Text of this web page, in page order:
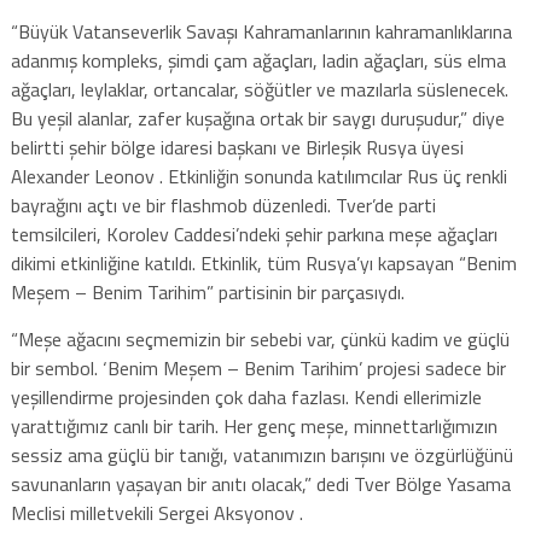
“Büyük Vatanseverlik Savaşı Kahramanlarının kahramanlıklarına
adanmış kompleks, şimdi çam ağaçları, ladin ağaçları, süs elma
ağaçları, leylaklar, ortancalar, söğütler ve mazılarla süslenecek.
Bu yeşil alanlar, zafer kuşağına ortak bir saygı duruşudur,” diye
belirtti şehir bölge idaresi başkanı ve Birleşik Rusya üyesi
Alexander Leonov . Etkinliğin sonunda katılımcılar Rus üç renkli
bayrağını açtı ve bir flashmob düzenledi. Tver’de parti
temsilcileri, Korolev Caddesi’ndeki şehir parkına meşe ağaçları
dikimi etkinliğine katıldı. Etkinlik, tüm Rusya’yı kapsayan “Benim
Meşem – Benim Tarihim” partisinin bir parçasıydı.
“Meşe ağacını seçmemizin bir sebebi var, çünkü kadim ve güçlü
bir sembol. ‘Benim Meşem – Benim Tarihim’ projesi sadece bir
yeşillendirme projesinden çok daha fazlası. Kendi ellerimizle
yarattığımız canlı bir tarih. Her genç meşe, minnettarlığımızın
sessiz ama güçlü bir tanığı, vatanımızın barışını ve özgürlüğünü
savunanların yaşayan bir anıtı olacak,” dedi Tver Bölge Yasama
Meclisi milletvekili Sergei Aksyonov .